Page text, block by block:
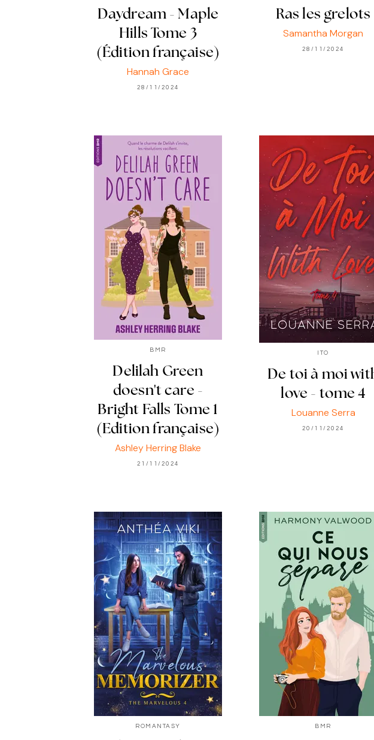
Daydream - Maple
Hills Tome 3
(Édition française)
Hannah Grace
28/11/2024
Ras les grelots
Samantha Morgan
28/11/2024
BMR
Delilah Green
doesn't care -
Bright Falls Tome 1
(Edition française)
Ashley Herring Blake
21/11/2024
ITO
De toi à moi
love - tome 4
Louanne Serra
20/11/2024
ROMANTASY BMR